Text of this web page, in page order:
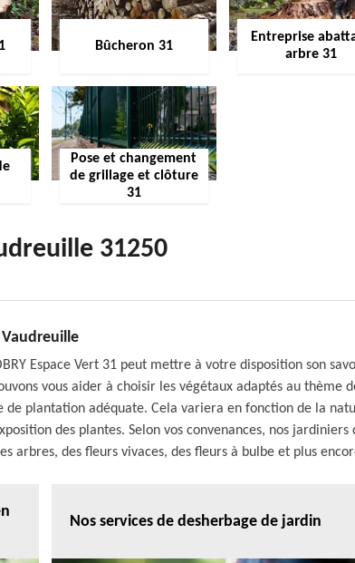
Bûcheron 31
Entreprise
arbre 31
Pose et changement
de grillage et clôture
31
31250
Espace Vert 31 peut mettre à votre disposition son
vous aider à choisir les végétaux adaptés au thème
plantation adéquate. Cela variera en fonction de la
des plantes. Selon vos convenances, nos jardiniers
arbres, des fleurs vivaces, des fleurs à bulbe et plus
Nos services de desherbage de jardin